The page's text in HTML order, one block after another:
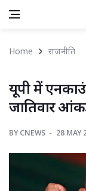
Home राजनीति
यूपी में
जातिवार
BY CNEWS 28 MAY